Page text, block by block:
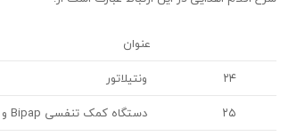
عنوان
۲۴
ونتیلاتور
دستگاه کمک تنفسی Bipap و Cpap